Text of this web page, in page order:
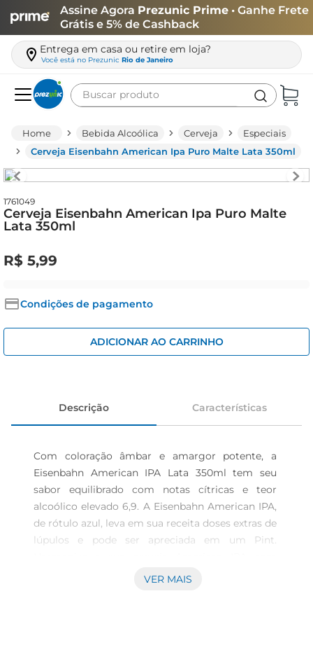
Assine Agora Prezunic Prime • Ganhe Frete
Grátis e 5% de Cashback
Entrega em casa ou retire em loja?
Você está no Prezunic Rio de Janeiro
Buscar produto
Bebida Alcoólica Cerveja
Especiais
Cerveja Eisenbahn American Ipa Puro Malte Lata 350ml
1761049
Cerveja Eisenbahn American Ipa Puro Malte
Lata 350ml
R$ 5,99
Condições de pagamento
ADICIONAR AO CARRINHO
Descrição Características
Com coloração âmbar e amargor potente, a
Eisenbahn American IPA Lata 350ml tem seu
sabor equilibrado com notas cítricas e teor
alcoólico elevado 6,9. A Eisenbahn American IPA,
de rótulo azul, leva em sua receita doses extras de
lúpulos e pode ser apreciada em um Pint.
carnes grelhadas, comida mexicana e queijo
VER MAIS
leite
queijo
biscoito
iogurte
papel higiênico